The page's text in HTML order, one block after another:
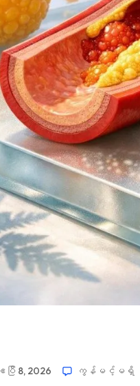
ဧပြီ 8, 2026 ကွန်မင့်မရှိ